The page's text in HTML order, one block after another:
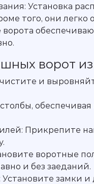
Установка
того, они
ворот
и
Прикрепите
воротные
и без заеданий.
замки